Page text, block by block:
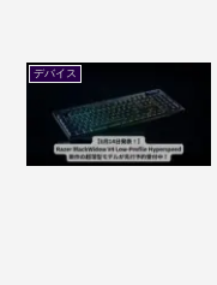
デバイス